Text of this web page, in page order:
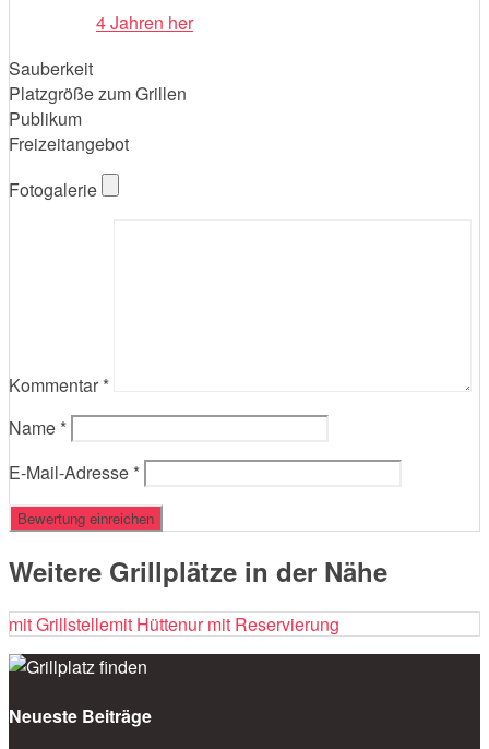
4 Jahren her
Sauberkeit
Platzgröße zum Grillen
Publikum
Freizeitangebot
Fotogalerie
Kommentar *
Name *
E-Mail-Adresse *
Weitere Grillplätze in der Nähe
mit Grillstellemit Hüttenur mit Reservierung
Neueste Beiträge